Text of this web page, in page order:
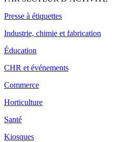
Presse à étiquettes
Industrie, chimie et fabrication
Éducation
CHR et événements
Commerce
Horticulture
Santé
Kiosques